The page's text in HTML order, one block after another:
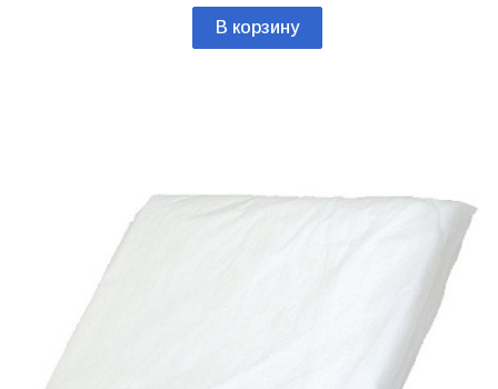
В корзину